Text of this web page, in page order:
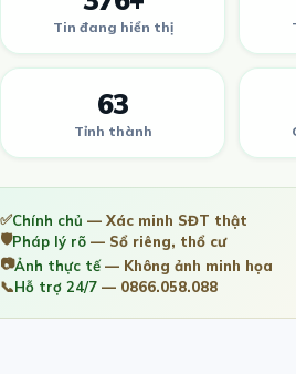
Tin đang hiển thị
63
Tỉnh thành
✅Chính chủ — Xác minh SĐT thật
🛡️Pháp lý rõ — Sổ riêng, thổ cư
📷Ảnh thực tế— Không ảnh minh họa
📞Hỗ trợ 24/7 — 0866.058.088